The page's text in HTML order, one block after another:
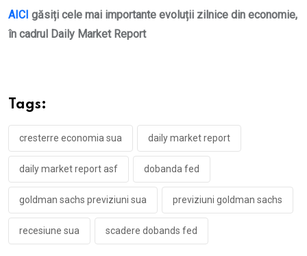
AICI găsiți cele mai importante evoluții zilnice din economie,
în cadrul Daily Market Report
Tags:
cresterre economia sua daily market report
daily market report asf dobanda fed
goldman sachs previziuni sua previziuni goldman sachs
recesiune sua scadere dobands fed